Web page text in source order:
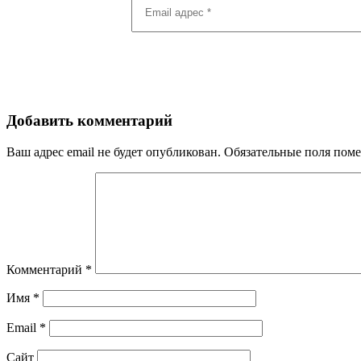
адрес
*
Добавить комментарий
Ваш адрес email не будет опубликован. Обязательные поля
Комментарий *
Имя *
Email *
Сайт